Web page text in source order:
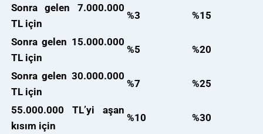
Sonra gelen 7.000.000
TL için
%3 %15
Sonra gelen 15.000.000
TL için
%5 %20
Sonra gelen 30.000.000
TL için
%7 %25
55.000.000 TL’yi aşan
kısım için
%10 %30